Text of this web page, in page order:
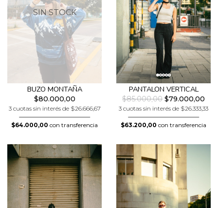
SIN STOCK
BUZO MONTAÑA
$80.000,00
3 cuotas sin interés de $26.666,67
$64.000,00 con transferencia
PANTALON VERTICAL
$85.000,00 $79.000,00
3 cuotas sin interés de $26.333,33
$63.200,00 con transferencia